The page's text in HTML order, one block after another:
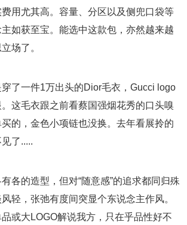
用尤其高。容量、分区以及侧兜口袋等
如获至宝。能选中这款包，亦然越来越
场了。
了一件1万出头的Dior毛衣，Gucci logo
这毛衣跟之前看蔡国强烟花秀的口头嗅
的，金色小项链也没换。去年看展拎的
了.....
各的造型，但对“随意感”的追求都同归殊
轻，张弛有度间突显个东说念主作风。
或大LOGO解说我方，只在乎品性好不